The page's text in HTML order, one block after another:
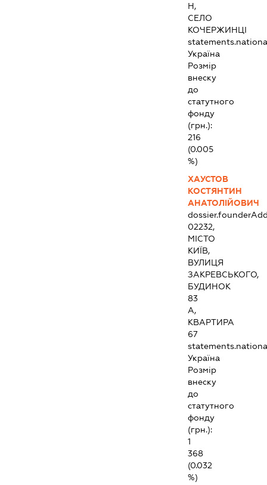
Н,
СЕЛО
КОЧЕРЖИНЦІ
Україна
Розмір
внеску
до
статутного
фонду
(грн.):
216
(0.005
%)
ХАУСТОВ
КОСТЯНТИН
АНАТОЛІЙОВИЧ
02232,
МІСТО
КИЇВ,
ВУЛИЦЯ
ЗАКРЕВСЬКОГО,
БУДИНОК
83
А,
КВАРТИРА
67
Україна
Розмір
внеску
до
статутного
фонду
(грн.):
1
368
(0.032
%)